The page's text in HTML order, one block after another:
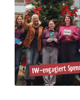
Spenden
Projekte